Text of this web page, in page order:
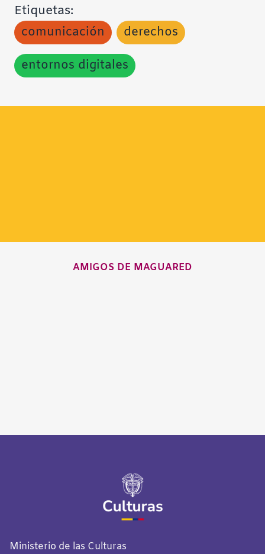
Etiquetas:
comunicación
derechos
entornos digitales
AMIGOS DE MAGUARED
Ministerio de las Culturas